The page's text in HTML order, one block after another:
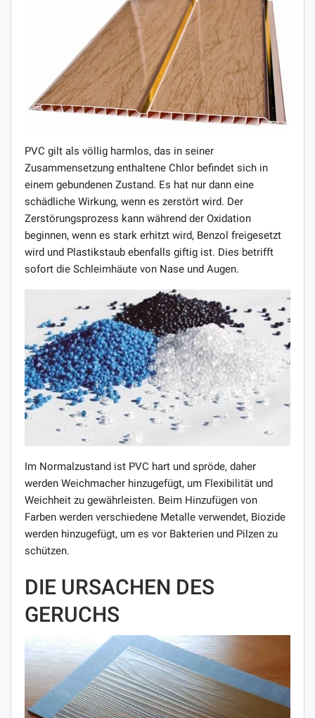
PVC gilt als völlig harmlos, das in seiner
Zusammensetzung enthaltene Chlor befindet sich in
einem gebundenen Zustand. Es hat nur dann eine
schädliche Wirkung, wenn es zerstört wird. Der
Zerstörungsprozess kann während der Oxidation
beginnen, wenn es stark erhitzt wird, Benzol freigesetzt
wird und Plastikstaub ebenfalls giftig ist. Dies betrifft
sofort die Schleimhäute von Nase und Augen.
Im Normalzustand ist PVC hart und spröde, daher
werden Weichmacher hinzugefügt, um Flexibilität und
Weichheit zu gewährleisten. Beim Hinzufügen von
Farben werden verschiedene Metalle verwendet, Biozide
werden hinzugefügt, um es vor Bakterien und Pilzen zu
schützen.
DIE URSACHEN DES
GERUCHS